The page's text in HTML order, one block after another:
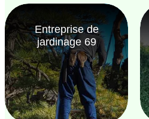
Entreprise de
jardinage 69